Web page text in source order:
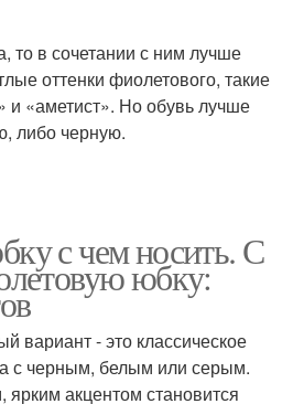
то в сочетании с ним лучше
оттенки фиолетового, такие
и «аметист». Но обувь лучше
либо черную.
с чем носить. С
юбку:
вариант - это классическое
с черным, белым или серым.
акцентом становится